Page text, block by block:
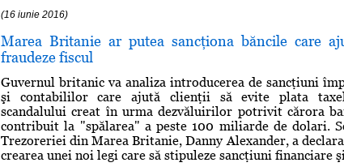
(16 iunie 2016)
Marea Britanie ar putea sancţiona băncile care
fraudeze fiscul
Guvernul britanic va analiza introducerea de sancţiuni
şi contabililor care ajută clienţii să evite plata
scandalului creat în urma dezvăluirilor potrivit cărora
contribuit la "spălarea" a peste 100 miliarde de dolari.
Trezoreriei din Marea Britanie, Danny Alexander, a
crearea unei noi legi care să stipuleze sancţiuni financiare